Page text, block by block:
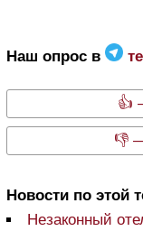
Наш опрос в
👍
👎
Новости по этой
Незаконный